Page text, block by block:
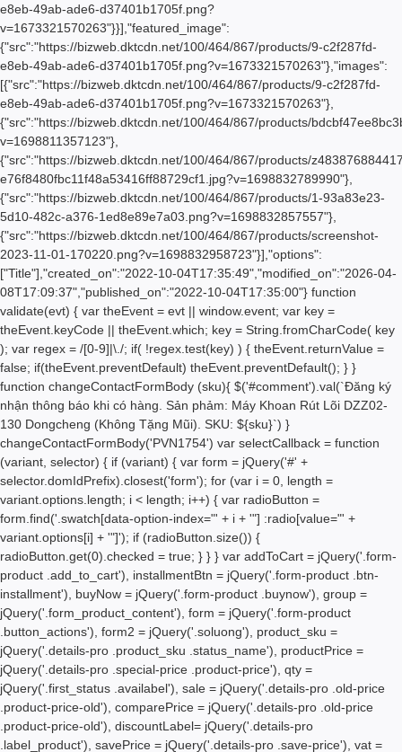
e8eb-49ab-ade6-d37401b1705f.png?
v=1673321570263"}}],"featured_image":
{"src":"https://bizweb.dktcdn.net/100/464/867/products/9-c2f287fd-
e8eb-49ab-ade6-d37401b1705f.png?v=1673321570263"},"images":
[{"src":"https://bizweb.dktcdn.net/100/464/867/products/9-c2f287fd-
e8eb-49ab-ade6-d37401b1705f.png?v=1673321570263"},
{"src":"https://bizweb.dktcdn.net/100/464/867/products/
v=1698811357123"},
{"src":"https://bizweb.dktcdn.net/100/464/867/products/
e76f8480fbc11f48a53416ff88729cf1.jpg?v=1698832789990"},
{"src":"https://bizweb.dktcdn.net/100/464/867/products/1-93a83e23-
5d10-482c-a376-1ed8e89e7a03.png?v=1698832857557"},
{"src":"https://bizweb.dktcdn.net/100/464/867/products/screenshot-
2023-11-01-170220.png?v=1698832958723"}],"options":
["Title"],"created_on":"2022-10-04T17:35:49","modified_on":"2026-04-
08T17:09:37","published_on":"2022-10-04T17:35:00"} function
validate(evt) { var theEvent = evt || window.event; var key =
theEvent.keyCode || theEvent.which; key = String.fromCharCode( key
); var regex = /[0-9]|\./; if( !regex.test(key) ) { theEvent.returnValue =
false; if(theEvent.preventDefault) theEvent.preventDefault(); } }
function changeContactFormBody (sku){ $('#comment').val(`Đăng ký
nhận thông báo khi có hàng. Sản phảm: Máy Khoan Rút Lõi DZZ02-
130 Dongcheng (Không Tặng Mũi). SKU: ${sku}`) }
changeContactFormBody('PVN1754') var selectCallback = function
(variant, selector) { if (variant) { var form = jQuery('#' +
selector.domIdPrefix).closest('form'); for (var i = 0, length =
variant.options.length; i < length; i++) { var radioButton =
form.find('.swatch[data-option-index="' + i + '"] :radio[value="' +
variant.options[i] + '"]'); if (radioButton.size()) {
radioButton.get(0).checked = true; } } } var addToCart = jQuery('.form-
product .add_to_cart'), installmentBtn = jQuery('.form-product .btn-
installment'), buyNow = jQuery('.form-product .buynow'), group =
jQuery('.form_product_content'), form = jQuery('.form-product
.button_actions'), form2 = jQuery('.soluong'), product_sku =
jQuery('.details-pro .product_sku .status_name'), productPrice =
jQuery('.details-pro .special-price .product-price'), qty =
jQuery('.first_status .availabel'), sale = jQuery('.details-pro .old-price
.product-price-old'), comparePrice = jQuery('.details-pro .old-price
.product-price-old'), discountLabel= jQuery('.details-pro
.label_product'), savePrice = jQuery('.details-pro .save-price'), vat =